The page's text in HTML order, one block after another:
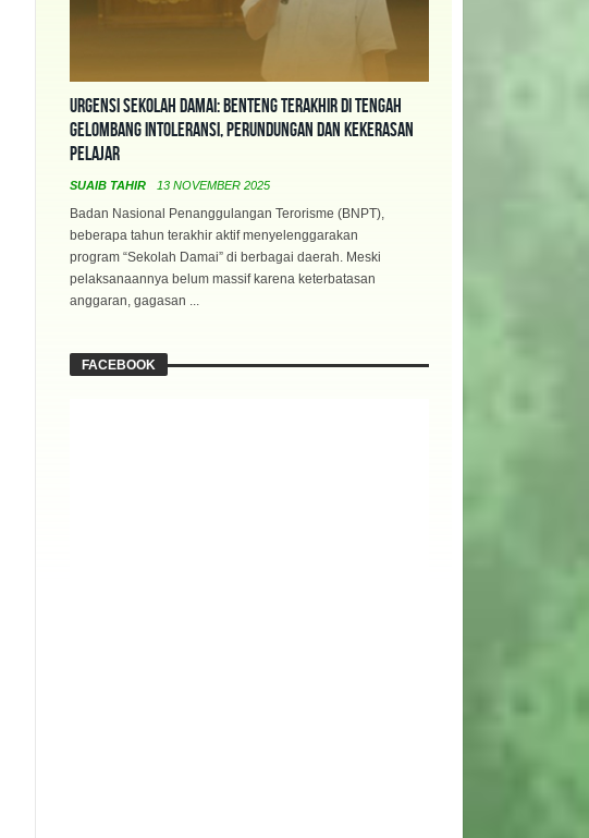
Urgensi Sekolah Damai: Benteng Terakhir di Tengah
Gelombang Intoleransi, Perundungan dan Kekerasan
Pelajar
SUAIB TAHIR 13 NOVEMBER 2025
Badan Nasional Penanggulangan Terorisme (BNPT),
beberapa tahun terakhir aktif menyelenggarakan
program “Sekolah Damai” di berbagai daerah. Meski
pelaksanaannya belum massif karena keterbatasan
anggaran, gagasan ...
FACEBOOK